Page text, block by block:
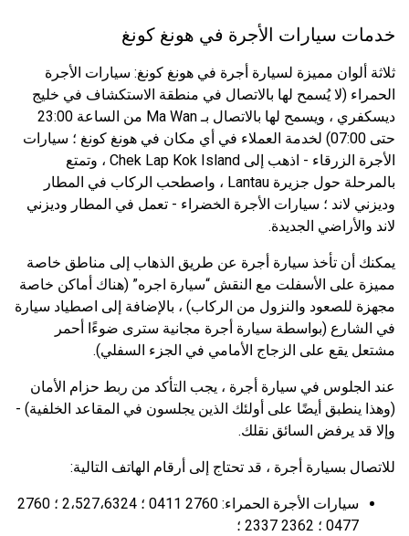
خدمات سيارات الأجرة في هونغ كونغ
ثلاثة ألوان مميزة لسيارة أجرة في هونغ كونغ: سيارات الأجرة
الحمراء (لا يُسمح لها بالاتصال في منطقة الاستكشاف في خليج
ديسكفري ، ويسمح لها بالاتصال بـ Ma Wan من الساعة 23:00
حتى 07:00) لخدمة العملاء في أي مكان في هونغ كونغ ؛ سيارات
الأجرة الزرقاء - اذهب إلى Chek Lap Kok Island ، وتمتع
بالمرحلة حول جزيرة Lantau ، واصطحب الركاب في المطار
وديزني لاند ؛ سيارات الأجرة الخضراء - تعمل في المطار وديزني
لاند والأراضي الجديدة.
يمكنك أن تأخذ سيارة أجرة عن طريق الذهاب إلى مناطق خاصة
مميزة على الأسفلت مع النقش “سيارة اجره” (هناك أماكن خاصة
مجهزة للصعود والنزول من الركاب) ، بالإضافة إلى اصطياد سيارة
في الشارع (بواسطة سيارة أجرة مجانية سترى ضوءًا أحمر
مشتعل يقع على الزجاج الأمامي في الجزء السفلي).
عند الجلوس في سيارة أجرة ، يجب التأكد من ربط حزام الأمان
(وهذا ينطبق أيضًا على أولئك الذين يجلسون في المقاعد الخلفية) -
وإلا قد يرفض السائق نقلك.
للاتصال بسيارة أجرة ، قد تحتاج إلى أرقام الهاتف التالية:
سيارات الأجرة الحمراء: 2760 0411 ؛ 2،527،6324 ؛ 2760
0477 ؛ 2362 2337 ؛